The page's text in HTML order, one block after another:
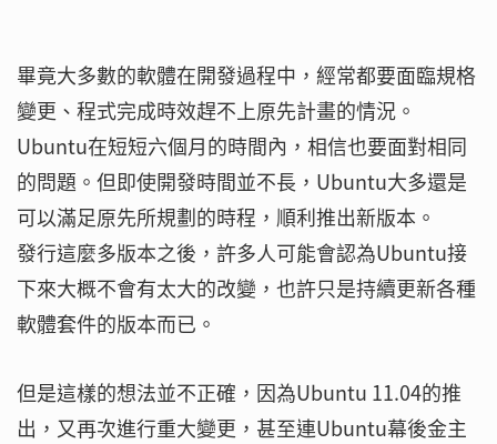
畢竟大多數的軟體在開發過程中，經常都要面臨規格
變更、程式完成時效趕不上原先計畫的情況。
Ubuntu在短短六個月的時間內，相信也要面對相同
的問題。但即使開發時間並不長，Ubuntu大多還是
可以滿足原先所規劃的時程，順利推出新版本。
發行這麼多版本之後，許多人可能會認為Ubuntu接
下來大概不會有太大的改變，也許只是持續更新各種
軟體套件的版本而已。
但是這樣的想法並不正確，因為Ubuntu 11.04的推
出，又再次進行重大變更，甚至連Ubuntu幕後金主